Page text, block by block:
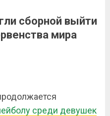
сборной выйти
мира
среди девушек